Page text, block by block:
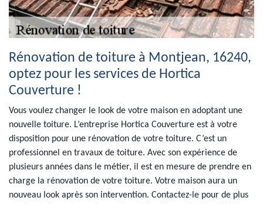
Rénovation de toiture à Montjean, 16240,
optez pour les services de Hortica
Couverture !
Vous voulez changer le look de votre maison en adoptant une
nouvelle toiture. L’entreprise Hortica Couverture est à votre
disposition pour une rénovation de votre toiture. C’est un
professionnel en travaux de toiture. Avec son expérience de
plusieurs années dans le métier, il est en mesure de prendre en
charge la rénovation de votre toiture. Votre maison aura un
nouveau look après son intervention. Contactez-le pour de plus